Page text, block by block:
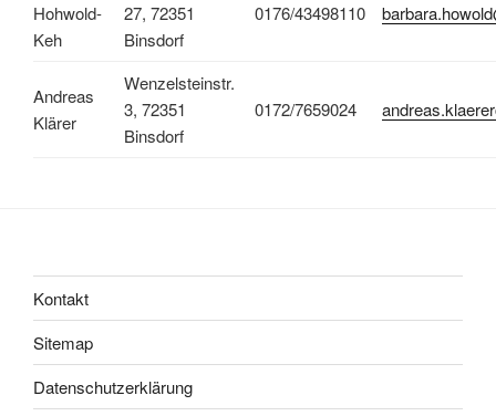
Hohwold-
Keh
27, 72351
Binsdorf
0176/43498110
Andreas
Klärer
Wenzelsteinstr.
3, 72351
Binsdorf
0172/7659024
Kontakt
Sitemap
Datenschutzerklärung